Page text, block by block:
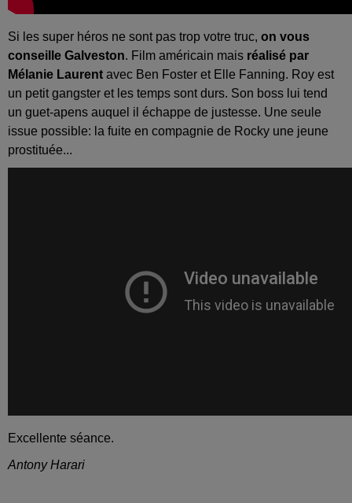
Si les super héros ne sont pas trop votre truc, on vous
conseille Galveston. Film américain mais réalisé par
Mélanie Laurent avec Ben Foster et Elle Fanning. Roy est
un petit gangster et les temps sont durs. Son boss lui tend
un guet-apens auquel il échappe de justesse. Une seule
issue possible: la fuite en compagnie de Rocky une jeune
prostituée...
Excellente séance.
Antony Harari